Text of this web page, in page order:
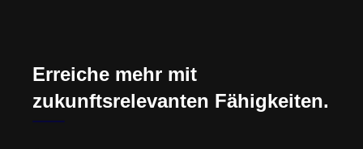
Erreiche mehr mit
zukunftsrelevanten Fähigkeiten.